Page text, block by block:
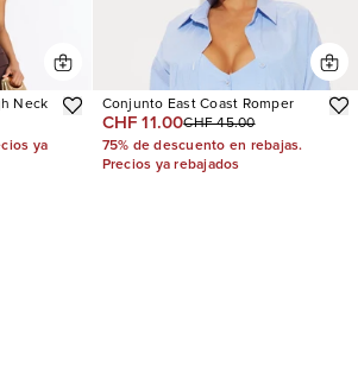
Neck
ya
Conjunto East Coast Romper
CHF 11.00CHF 45.00
75% de descuento en rebajas.
Precios ya rebajados